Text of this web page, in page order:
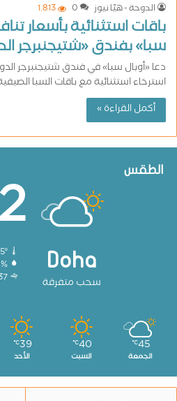
الدوحة - هيّا نيوز
0 1٬813
باقات استثنائية بأسعار
سبا» بفندق «شتيجنبرجر
دعا «أوبال سبا» في فندق شتيجنبرجر
استرخاء استثنائية مع باقات السبا
أكمل القراءة »
الطقس
Doha
سحب متفرقة
45º - 35º
45
℃
الجمعة
40
℃
السبت
39
℃
الأحد